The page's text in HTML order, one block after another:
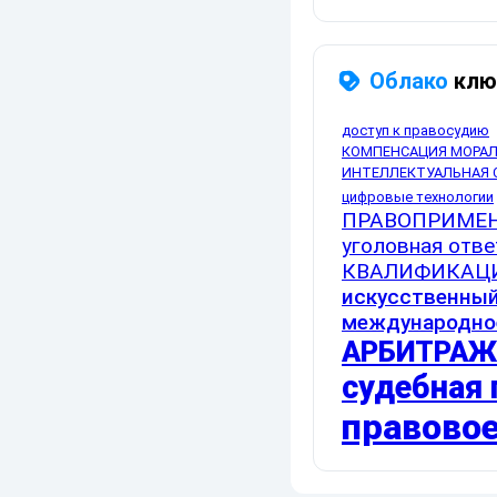
Облако
доступ к правосудию
КОМПЕНСАЦИЯ
ИНТЕЛЛЕКТУАЛЬНАЯ
цифровые технологии
уголовная
судебная